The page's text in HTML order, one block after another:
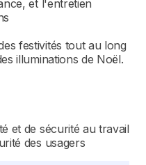
et l'entretien
festivités tout au long
illuminations de Noël.
et de sécurité au travail
des usagers